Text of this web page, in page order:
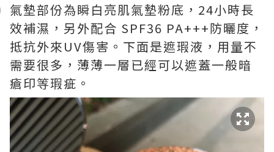
氣墊部份為瞬白亮肌氣墊粉底，24小時長
效補濕，另外配合 SPF36 PA+++防曬度，
抵抗外來UV傷害。下面是遮瑕液，用量不
需要很多，薄薄一層已經可以遮蓋一般暗
瘡印等瑕疵。